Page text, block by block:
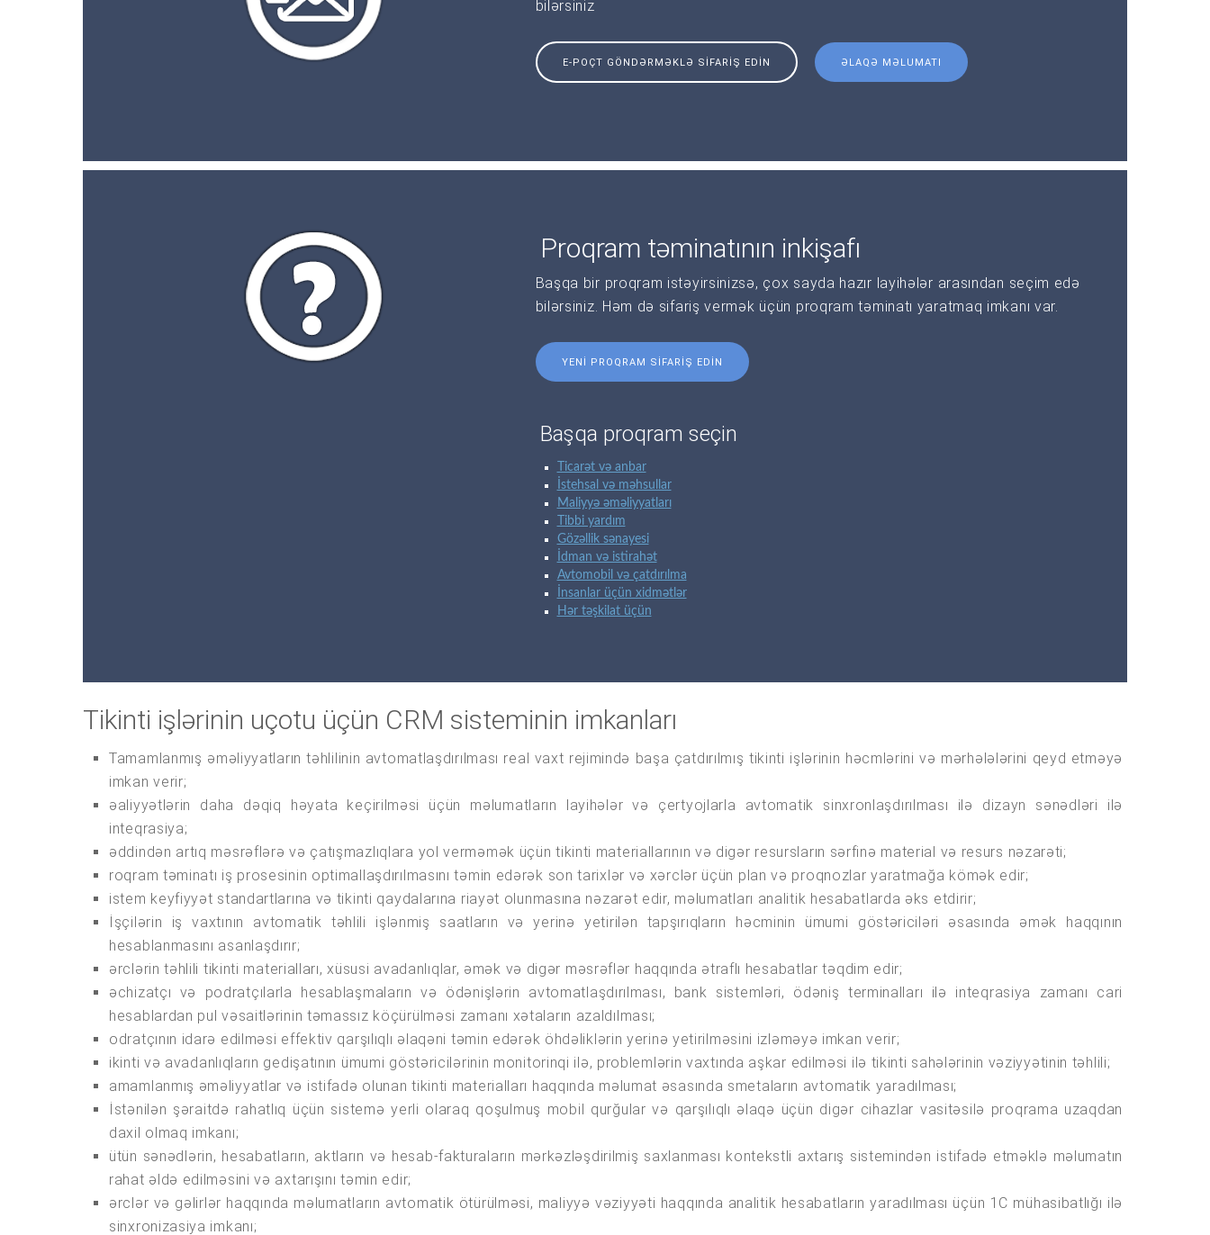
bilərsiniz
E-POÇT GÖNDƏRMƏKLƏ SIFARIŞ EDIN ƏLAQƏ MƏLUMATI
Proqram təminatının inkişafı
Başqa bir proqram istəyirsinizsə, çox sayda hazır layihələr arasından seçim edə
bilərsiniz. Həm də sifariş vermək üçün proqram təminatı yaratmaq imkanı var.
YENI PROQRAM SIFARIŞ EDIN
Başqa proqram seçin
Ticarət və anbar
İstehsal və məhsullar
Maliyyə əməliyyatları
Tibbi yardım
Gözəllik sənayesi
İdman və istirahət
Avtomobil və çatdırılma
İnsanlar üçün xidmətlər
Hər təşkilat üçün
Tikinti işlərinin uçotu üçün CRM sisteminin imkanları
Tamamlanmış əməliyyatların təhlilinin avtomatlaşdırılması real vaxt rejimində başa çatdırılmış tikinti işlərinin həcmlərini və mərhələlərini qeyd etməyə
imkan verir;
əaliyyətlərin daha dəqiq həyata keçirilməsi üçün məlumatların layihələr və çertyojlarla avtomatik sinxronlaşdırılması ilə dizayn sənədləri ilə
inteqrasiya;
əddindən artıq məsrəflərə və çatışmazlıqlara yol verməmək üçün tikinti materiallarının və digər resursların sərfinə material və resurs nəzarəti;
roqram təminatı iş prosesinin optimallaşdırılmasını təmin edərək son tarixlər və xərclər üçün plan və proqnozlar yaratmağa kömək edir;
istem keyfiyyət standartlarına və tikinti qaydalarına riayət olunmasına nəzarət edir, məlumatları analitik hesabatlarda əks etdirir;
İşçilərin iş vaxtının avtomatik təhlili işlənmiş saatların və yerinə yetirilən tapşırıqların həcminin ümumi göstəriciləri əsasında əmək haqqının
hesablanmasını asanlaşdırır;
ərclərin təhlili tikinti materialları, xüsusi avadanlıqlar, əmək və digər məsrəflər haqqında ətraflı hesabatlar təqdim edir;
əchizatçı və podratçılarla hesablaşmaların və ödənişlərin avtomatlaşdırılması, bank sistemləri, ödəniş terminalları ilə inteqrasiya zamanı cari
hesablardan pul vəsaitlərinin təmassız köçürülməsi zamanı xətaların azaldılması;
odratçının idarə edilməsi effektiv qarşılıqlı əlaqəni təmin edərək öhdəliklərin yerinə yetirilməsini izləməyə imkan verir;
ikinti və avadanlıqların gedişatının ümumi göstəricilərinin monitorinqi ilə, problemlərin vaxtında aşkar edilməsi ilə tikinti sahələrinin vəziyyətinin təhlili;
amamlanmış əməliyyatlar və istifadə olunan tikinti materialları haqqında məlumat əsasında smetaların avtomatik yaradılması;
İstənilən şəraitdə rahatlıq üçün sistemə yerli olaraq qoşulmuş mobil qurğular və qarşılıqlı əlaqə üçün digər cihazlar vasitəsilə proqrama uzaqdan
daxil olmaq imkanı;
ütün sənədlərin, hesabatların, aktların və hesab-fakturaların mərkəzləşdirilmiş saxlanması kontekstli axtarış sistemindən istifadə etməklə məlumatın
rahat əldə edilməsini və axtarışını təmin edir;
ərclər və gəlirlər haqqında məlumatların avtomatik ötürülməsi, maliyyə vəziyyəti haqqında analitik hesabatların yaradılması üçün 1C mühasibatlığı ilə
sinxronizasiya imkanı;